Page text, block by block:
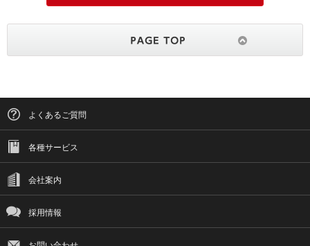
よくあるご質問
各種サービス
会社案内
採用情報